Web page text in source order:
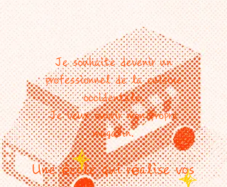
Je souhaite devenir un
professionnel de la cuisine
occidentale.
Je veux ouvrir mon propre
magasin.
Une école qui réalise vos